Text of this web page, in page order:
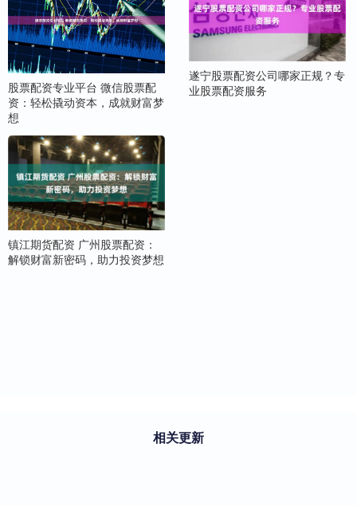
股票配资专业平台 微信股票配
资：轻松撬动资本，成就财富梦
想
遂宁股票配资公司哪家正规？专
业股票配资服务
镇江期货配资 广州股票配资：
解锁财富新密码，助力投资梦想
相关更新